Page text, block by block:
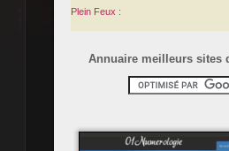
Plein Feux :
Annuaire meilleurs sites